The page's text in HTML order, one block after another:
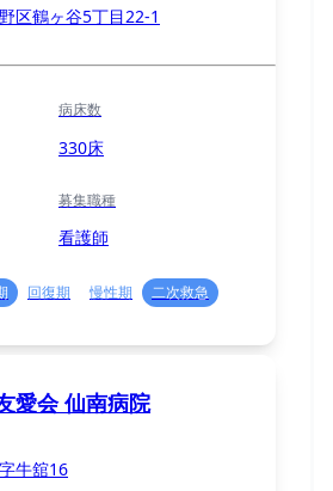
区鶴ヶ谷5丁目22-1
病床数
330床
募集職種
看護師
回復期 慢性期
二次救急
愛会 仙南病院
牛舘16